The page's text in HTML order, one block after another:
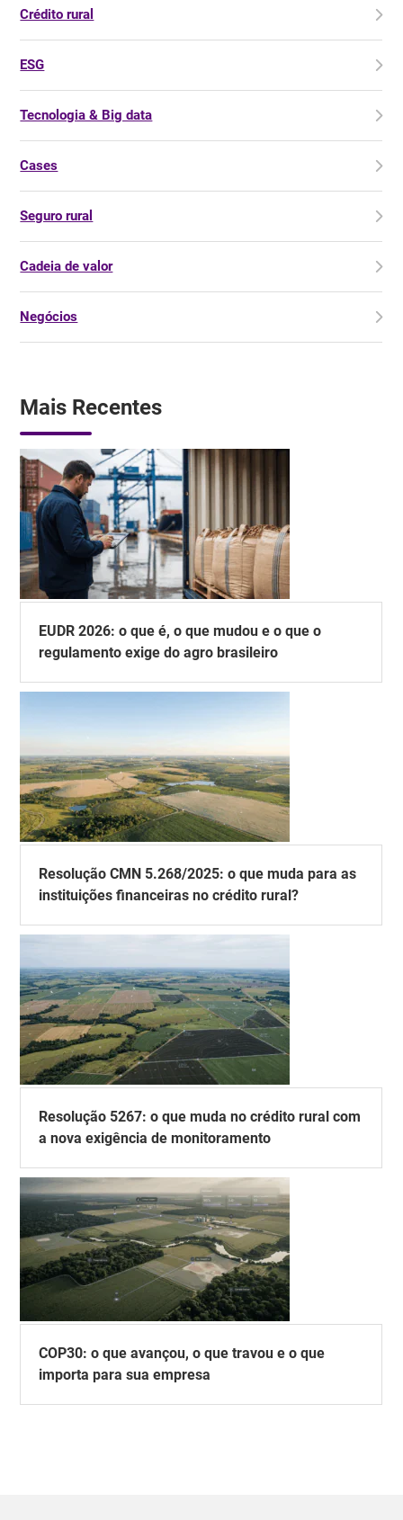
Crédito rural
ESG
Tecnologia & Big data
Cases
Seguro rural
Cadeia de valor
Negócios
Mais Recentes
EUDR 2026: o que é, o que mudou e o que o
regulamento exige do agro brasileiro
Resolução CMN 5.268/2025: o que muda para as
instituições financeiras no crédito rural?
Resolução 5267: o que muda no crédito rural com
a nova exigência de monitoramento
COP30: o que avançou, o que travou e o que
importa para sua empresa